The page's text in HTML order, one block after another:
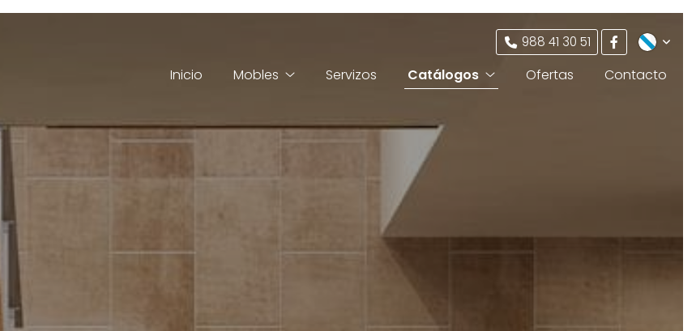
988 41 30 51
Inicio Mobles Servizos Catálogos Ofertas Contacto